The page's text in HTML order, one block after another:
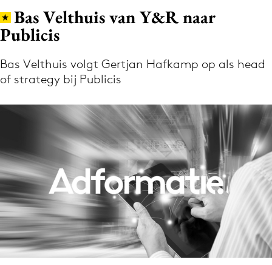
Volg het laatste nieuws via de Adformatie
Nieuws app
Menu
Home
9 sept: GenAI-training
12 nov: MarketingLive!
Adverteren
Bas Velthuis van Y&R naar
Publicis
Bas Velthuis volgt Gertjan Hafkamp op als head
of strategy bij Publicis